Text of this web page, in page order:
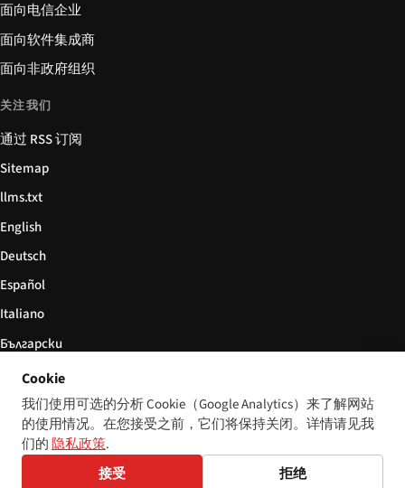
面向电信企业
面向软件集成商
面向非政府组织
关注我们
通过 RSS 订阅
Sitemap
llms.txt
English
Deutsch
Español
Italiano
Български
简体中文
© 2026 Disability World. 版权所有。 Cookie 设置
Español PolskiFrançais
Cookie
我们使用可选的分析 Cookie（Google Analytics）来了解网站
的使用情况。在您接受之前，它们将保持关闭。详情请见我
们的隐私政策.
接受
拒绝